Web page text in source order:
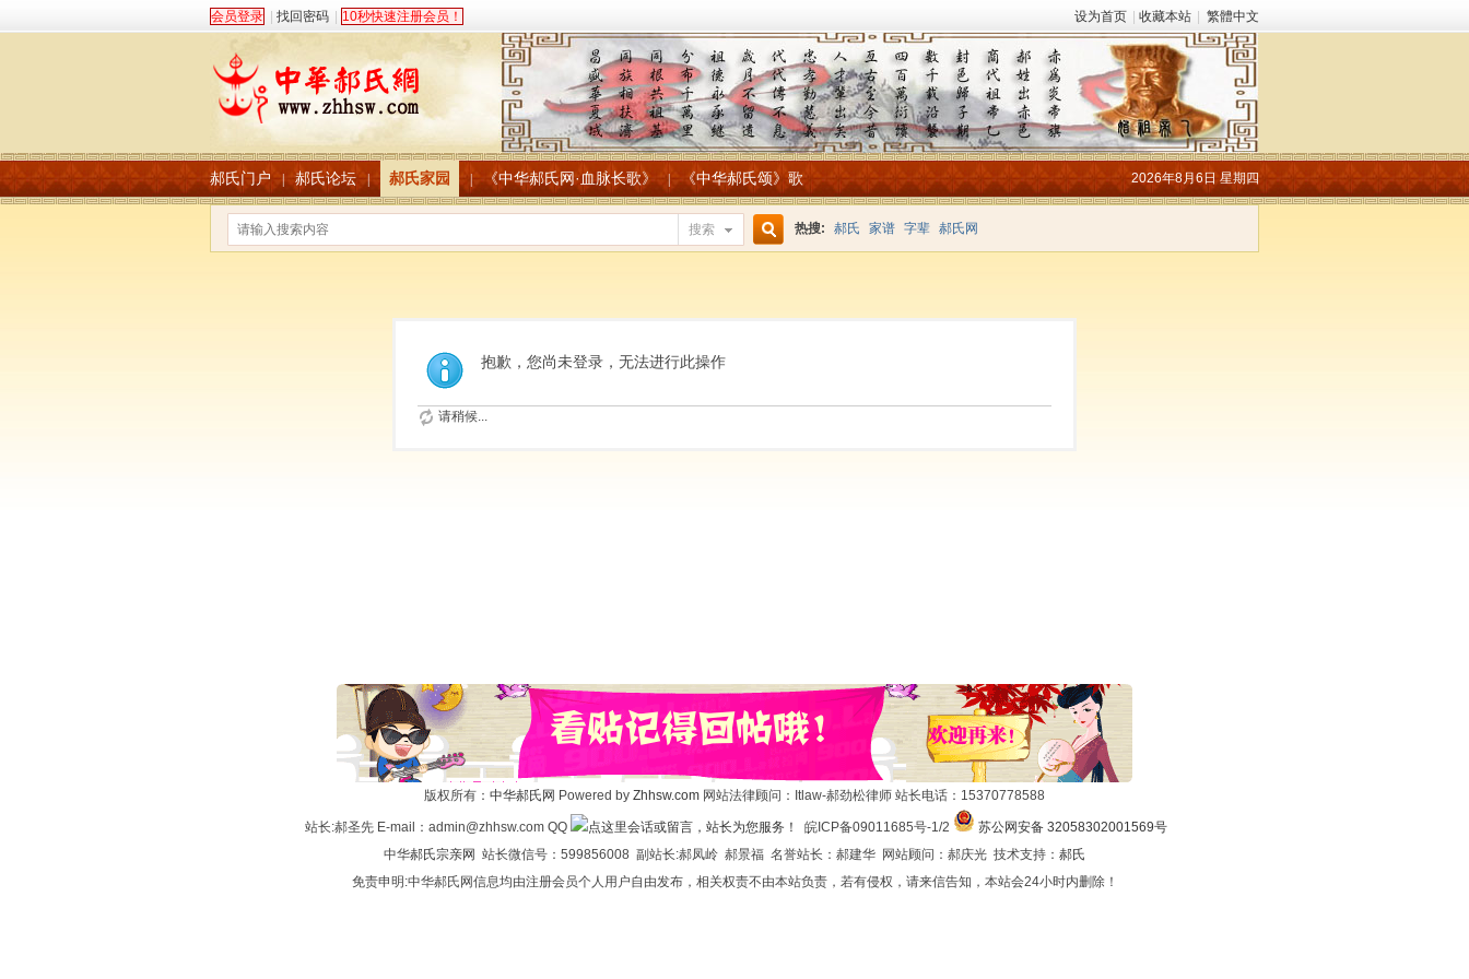
会员登录 找回密码 10秒快速注册会员！ 设为首页 收藏本站 繁體中文
郝氏门户 | 郝氏论坛 | 郝氏家园 《中华郝氏网·血脉长歌》 《中华郝氏颂》歌 2026年8月6日 星期四
搜索 热搜: 郝氏 家谱 字辈 郝氏网
抱歉，您尚未登录，无法进行此操作
请稍候...
版权所有： 中华郝氏网 Powered by Zhhsw.com 网站法律顾问：Itlaw-郝劲松律师 站长电话：15370778588
站长:郝圣先 E-mail：admin@zhhsw.com QQ 皖ICP备09011685号-1/2
苏公网安备 32058302001569号
中华郝氏宗亲网 站长微信号：599856008 副站长:郝凤岭 郝景福 名誉站长：郝建华 网站顾问：郝庆光 技术支持： 郝氏
免责申明:中华郝氏网信息均由注册会员个人用户自由发布，相关权责不由本站负责，若有侵权，请来信告知，本站会24小时内删除！